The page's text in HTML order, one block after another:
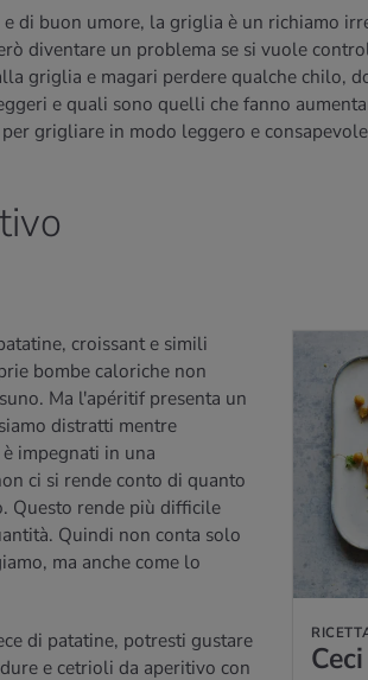
di buon umore, la griglia è un richiamo
diventare un problema se si vuole
griglia e magari perdere qualche chilo,
e quali sono quelli che fanno
grigliare in modo leggero e
croissant e simili
bombe caloriche non
Ma l'apéritif presenta un
distratti mentre
impegnati in una
ci si rende conto di quanto
Questo rende più difficile
Quindi non conta solo
ma anche come lo
di patatine, potresti gustare
e cetrioli da aperitivo con